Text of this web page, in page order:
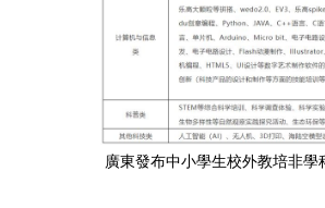
廣東發布中小學生校外教培非學